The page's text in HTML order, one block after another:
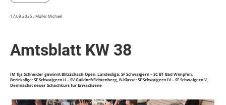
17.09.2025 , Müller Michael
Amtsblatt KW 38
IM Ilja Schneider gewinnt Blitzschach-Open, Landesliga: SF Schwaigern – SC BT Bad Wimpfen,
Bezirksliga: SF Schwaigern II – SV Gaildorf/Fichtenberg, B-Klasse: SF Schwaigern IV – SF Schwaigern V,
Demnächst neuer Schachkurs für Erwachsene